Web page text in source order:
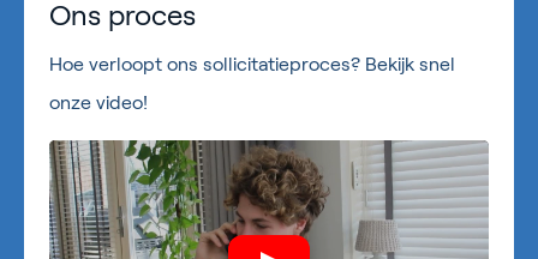
Ons proces
Hoe verloopt ons sollicitatieproces? Bekijk snel
onze video!